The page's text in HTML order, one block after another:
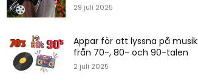
29 juli 2025
Appar för att lyssna på musik
från 70-, 80- och 90-talen
2 juli 2025